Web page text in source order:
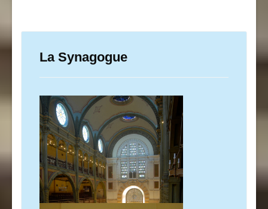
La Synagogue